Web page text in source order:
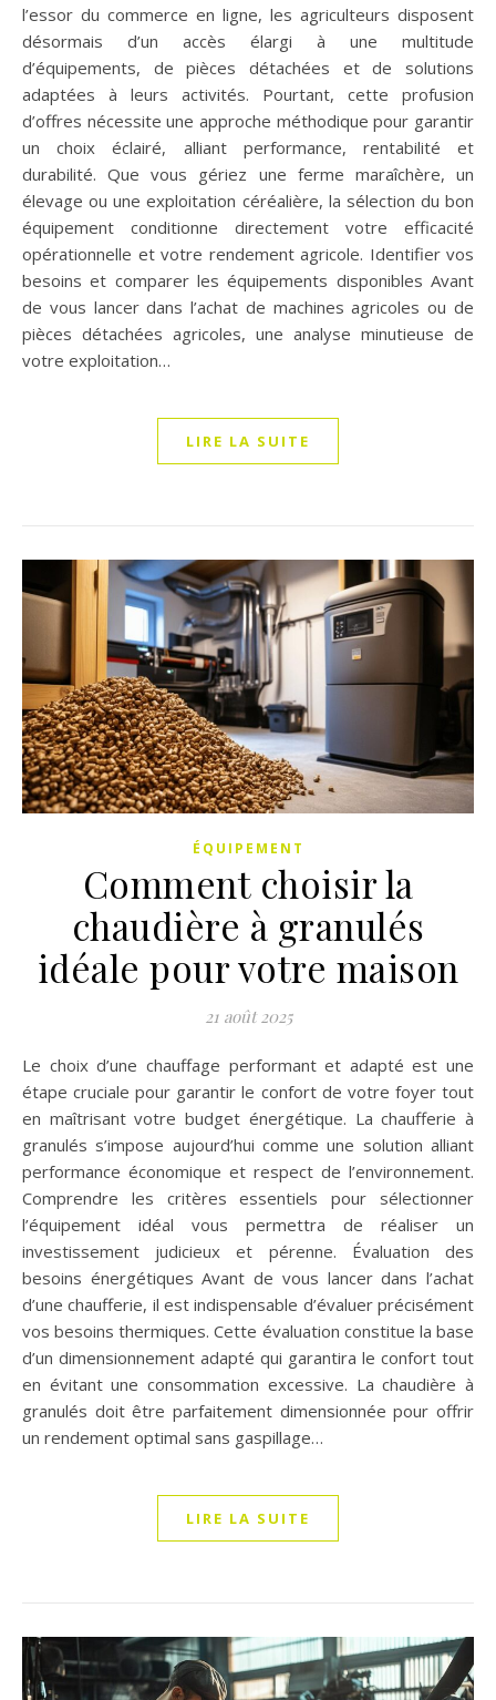
l’essor du commerce en ligne, les agriculteurs disposent
désormais d’un accès élargi à une multitude
d’équipements, de pièces détachées et de solutions
adaptées à leurs activités. Pourtant, cette profusion
d’offres nécessite une approche méthodique pour garantir
un choix éclairé, alliant performance, rentabilité et
durabilité. Que vous gériez une ferme maraîchère, un
élevage ou une exploitation céréalière, la sélection du bon
équipement conditionne directement votre efficacité
opérationnelle et votre rendement agricole. Identifier vos
besoins et comparer les équipements disponibles Avant
de vous lancer dans l’achat de machines agricoles ou de
pièces détachées agricoles, une analyse minutieuse de
votre exploitation…
LIRE LA SUITE
ÉQUIPEMENT
Comment choisir la
chaudière à granulés
idéale pour votre maison
21 août 2025
Le choix d’une chauffage performant et adapté est une
étape cruciale pour garantir le confort de votre foyer tout
en maîtrisant votre budget énergétique. La chaufferie à
granulés s’impose aujourd’hui comme une solution alliant
performance économique et respect de l’environnement.
Comprendre les critères essentiels pour sélectionner
l’équipement idéal vous permettra de réaliser un
investissement judicieux et pérenne. Évaluation des
besoins énergétiques Avant de vous lancer dans l’achat
d’une chaufferie, il est indispensable d’évaluer précisément
vos besoins thermiques. Cette évaluation constitue la base
d’un dimensionnement adapté qui garantira le confort tout
en évitant une consommation excessive. La chaudière à
granulés doit être parfaitement dimensionnée pour offrir
un rendement optimal sans gaspillage…
LIRE LA SUITE